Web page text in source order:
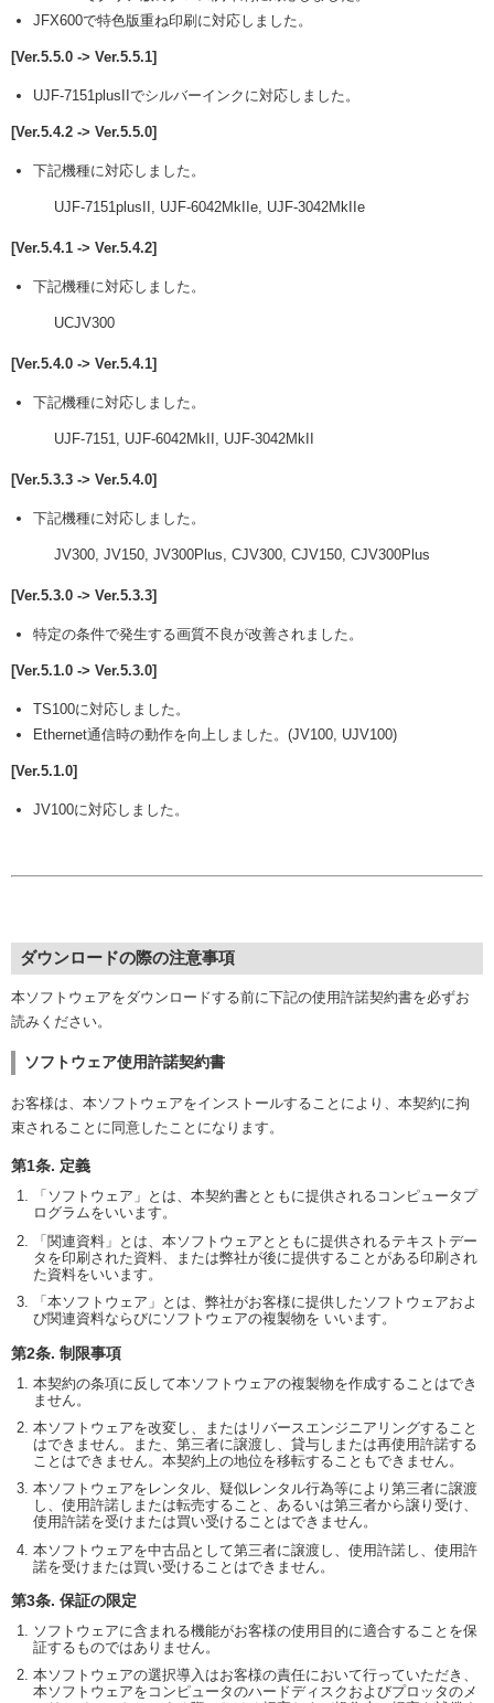
JFX600で特色版重ね印刷に対応しました。
[Ver.5.5.0 -> Ver.5.5.1]
UJF-7151plusIIでシルバーインクに対応しました。
[Ver.5.4.2 -> Ver.5.5.0]
下記機種に対応しました。
UJF-7151plusII, UJF-6042MkIIe, UJF-3042MkIIe
[Ver.5.4.1 -> Ver.5.4.2]
下記機種に対応しました。
UCJV300
[Ver.5.4.0 -> Ver.5.4.1]
下記機種に対応しました。
UJF-7151, UJF-6042MkII, UJF-3042MkII
[Ver.5.3.3 -> Ver.5.4.0]
下記機種に対応しました。
JV300, JV150, JV300Plus, CJV300, CJV150, CJV300Plus
[Ver.5.3.0 -> Ver.5.3.3]
特定の条件で発生する画質不良が改善されました。
[Ver.5.1.0 -> Ver.5.3.0]
TS100に対応しました。
Ethernet通信時の動作を向上しました。(JV100, UJV100)
[Ver.5.1.0]
JV100に対応しました。
ダウンロードの際の注意事項
本ソフトウェアをダウンロードする前に下記の使用許諾契約書を必ずお
読みください。
ソフトウェア使用許諾契約書
お客様は、本ソフトウェアをインストールすることにより、本契約に拘
束されることに同意したことになります。
第1条. 定義
「ソフトウェア」とは、本契約書とともに提供されるコンピュータプ
ログラムをいいます。
「関連資料」とは、本ソフトウェアとともに提供されるテキストデー
タを印刷された資料、または弊社が後に提供することがある印刷され
た資料をいいます。
「本ソフトウェア」とは、弊社がお客様に提供したソフトウェアおよ
び関連資料ならびにソフトウェアの複製物を いいます。
第2条. 制限事項
本契約の条項に反して本ソフトウェアの複製物を作成することはでき
ません。
本ソフトウェアを改変し、またはリバースエンジニアリングすること
はできません。また、第三者に譲渡し、貸与しまたは再使用許諾する
ことはできません。本契約上の地位を移転することもできません。
本ソフトウェアをレンタル、疑似レンタル行為等により第三者に譲渡
し、使用許諾しまたは転売すること、あるいは第三者から譲り受け、
使用許諾を受けまたは買い受けることはできません。
本ソフトウェアを中古品として第三者に譲渡し、使用許諾し、使用許
諾を受けまたは買い受けることはできません。
第3条. 保証の限定
ソフトウェアに含まれる機能がお客様の使用目的に適合することを保
証するものではありません。
本ソフトウェアの選択導入はお客様の責任において行っていただき、
本ソフトウェアをコンピュータのハードディスクおよびプロッタのメ